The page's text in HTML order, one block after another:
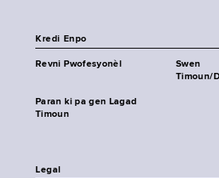
Kredi Enpo
Revni Pwofesyonèl
Swen
Timoun/
Paran ki pa gen Lagad
Timoun
Legal